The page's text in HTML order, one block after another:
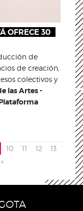
OFRECE 30
de
de creación,
colectivos y
las Artes -
10 11 12
13